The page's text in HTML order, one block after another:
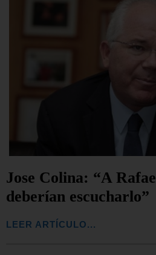
Jose Colina: “A
deberían escucharlo”
LEER ARTÍCULO...